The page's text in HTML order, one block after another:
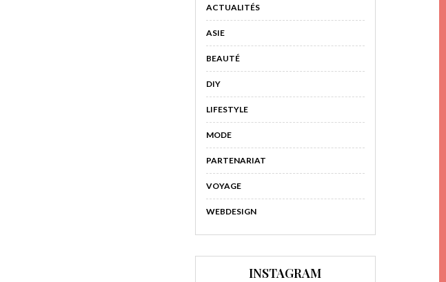
ACTUALITÉS
ASIE
BEAUTÉ
DIY
LIFESTYLE
MODE
PARTENARIAT
VOYAGE
WEBDESIGN
INSTAGRAM